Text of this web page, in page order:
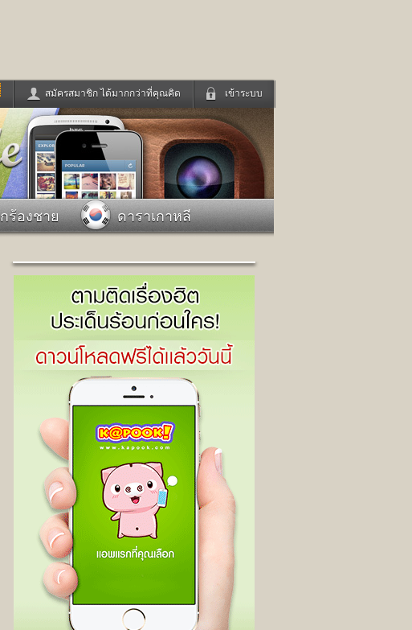
เข้าระบบ
สมัครสมาชิก ได้มากกว่าที่คุณคิด
รา
ดูทีวี
ลง
ฟังวิทยุออนไลน์
มากฮอส
Glitter
าน
แม่และเด็ก
พ
สัตว์เลี้ยง
ละการตกแต่ง
ท่องเที่ยว
Facebook
เข้าระบบด้วย User Kapook
Email
Password
เข้าระบบด้วย Facebook
ร้องชาย
ดาราเกาหลี